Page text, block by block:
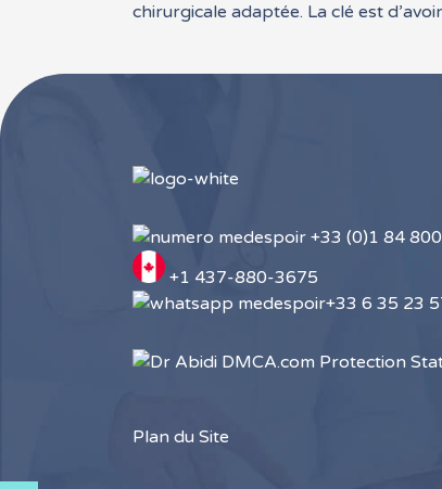
chirurgicale adaptée. La clé est
+33 (0)1 84
+1 437-880-3675
+33 6 35 23
Plan du Site